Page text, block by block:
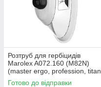
Розтруб для гербіцидів
Marolex A072.160 (M82N)
(master ergo, profession, titan,
x-line)
Готово до відправки